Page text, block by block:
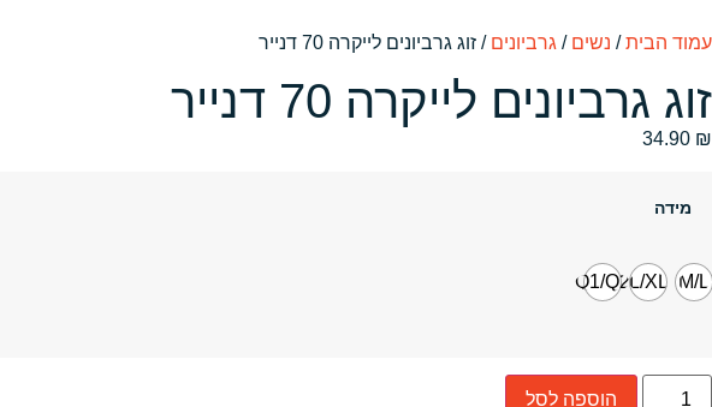
עמוד הבית/ נשים / גרביונים / זוג גרביונים לייקרה 70 דנייר
זוג גרביונים לייקרה 70 דנייר
34.90 ₪
מידה
M/L
L/XL
Q1/Q2
הוספה לסל